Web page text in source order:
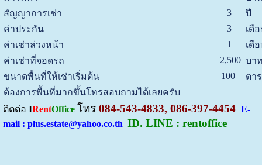
สัญญาการเช่า
3
ปี
ค่าประกัน
3
เดื
ค่าเช่าล่วงหน้า
1
เดื
ค่าเช่าที่จอดรถ
2,500 บา
ขนาดพื้นที่ให้เช่าเริ่มต้น
100
ตา
ต้องการพื้นที่มากขึ้นโทรสอบถามได้เลยครับ
ติตต่อ IRentOffice โทร084-543-4833, 086-397-4454 E-
mail : plus.estate@yahoo.co.th ID. LINE : rentoffice